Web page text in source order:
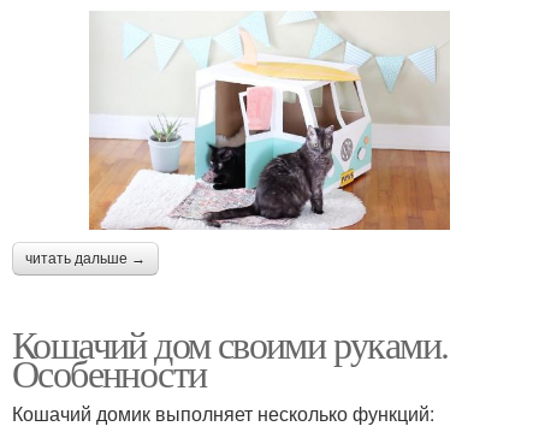
читать дальше →
Кошачий дом своими руками.
Особенности
Кошачий домик выполняет несколько функций: